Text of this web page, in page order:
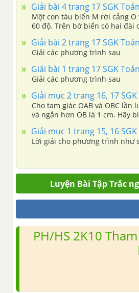
Giải bài 4 trang 17 SGK
Một con tàu biển M rời cảng
60 độ. Trên bờ biển có hai đài
Giải bài 2 trang 17 SGK
Giải các phương trình sau
Giải bài 1 trang 17 SGK
Giải các phương trình sau
Giải mục 2 trang 16, 17
Cho tam giác OAB và OBC lần
và ngắn hơn OB là 1 cm. Hãy
Giải mục 1 trang 15, 16
Lời giải cho phương trình như
Luyện Bài Tập Trắc
PH/HS 2K10